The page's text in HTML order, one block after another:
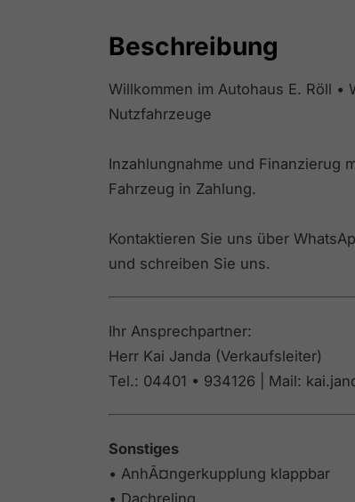
Beschreibung
Willkommen im Autohaus E. Röll
Nutzfahrzeuge
Inzahlungnahme und Finanzierug
Fahrzeug in Zahlung.
Kontaktieren Sie uns über
und schreiben Sie uns.
Ihr Ansprechpartner:
Herr Kai Janda (Verkaufsleiter)
Tel.: 04401 • 934126 | Mail:
Sonstiges
• AnhÃ¤ngerkupplung klappbar